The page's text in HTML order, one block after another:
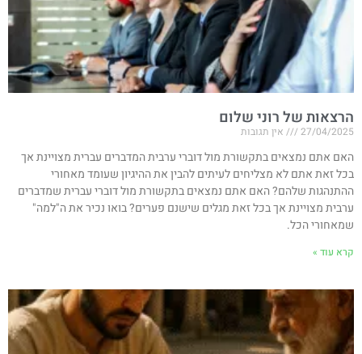
הרצאות של רוני שלום
27/04/2025 אין תגובות
האם אתם נמצאים בתקשורת מול דוברי ערבית המדברים עברית מצויינת אך
בכל זאת אתם לא מצליחים לעיתים להבין את ההיגיון שעומד מאחורי
ההתנהגות שלהם? האם אתם נמצאים בתקשורת מול דוברי עברית שמדברים
ערבית מצויינת אך בכל זאת מגלים שישנם פערים? בואו נכיר את ה"למה"
שמאחורי הכל.
קרא עוד »